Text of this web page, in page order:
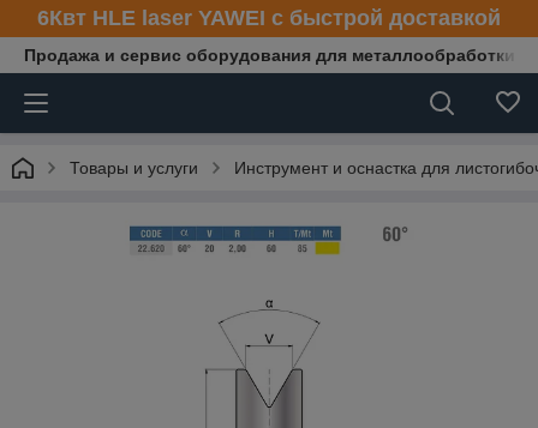
6Квт HLE laser YAWEI с быстрой доставкой
Продажа и сервис оборудования для металлообработки
Товары и услуги Инструмент и оснастка для